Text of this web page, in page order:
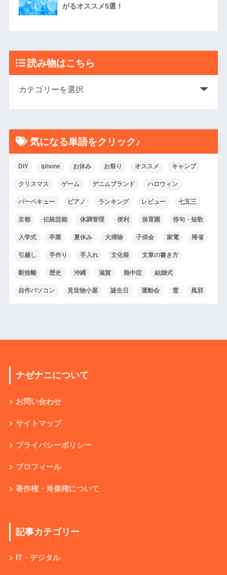
がるオススメ5選！
読み物はこちら
気になる単語をクリック♪
DIY iphone お休み お祭り オススメ キャンプ
クリスマス ゲーム デニムブランド ハロウィン
バーベキュー ピアノ ランキング レビュー 七五三
京都 伝統芸能 体調管理 便利 保育園 俳句・短歌
入学式 卒業 夏休み 大掃除 子供会 家電 帰省
引越し 手作り 手入れ 文化祭 文章の書き方
断捨離 歴史 沖縄 滋賀 熱中症 結婚式
自作パソコン 見世物小屋 誕生日 運動会 雪 風邪
ナゼナニについて
お問い合わせ
サイトマップ
プライバシーポリシー
プロフィール
著作権・肖像権について
記事カテゴリー
IT・デジタル